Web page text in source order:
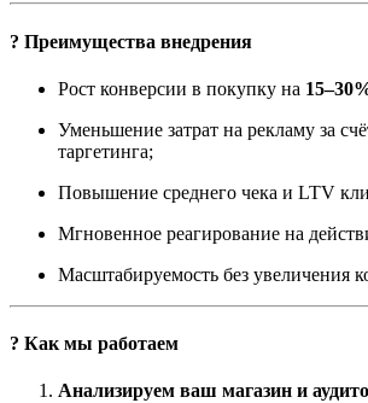
? Преимущества внедрения
Рост конверсии в покупку на
Уменьшение затрат на рекламу за
таргетинга;
Повышение среднего чека и LTV
Мгновенное реагирование на
Масштабируемость без увеличения
? Как мы работаем
Анализируем ваш магазин и